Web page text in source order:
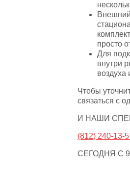
просто
Для
внутри
воздуха
Чтобы
связаться с
И НАШИ
(812) 240-13-
СЕГОДНЯ С